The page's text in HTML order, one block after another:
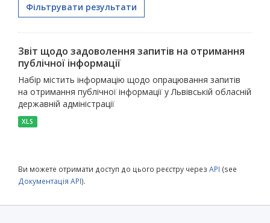
Фільтрувати результати
Звіт щодо задоволення запитів на отримання
публічної інформації
Набір містить інформацію щодо опрацювання запитів
на отримання публічної інформації у Львівській обласній
державній адміністрації
XLS
Ви можете отримати доступ до цього реєстру через API (see
Документація API).